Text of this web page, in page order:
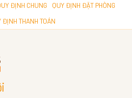
ĐỊNH CHUNG
QUY ĐỊNH ĐẶT PHÒNG
ĐỊNH THANH TOÁN